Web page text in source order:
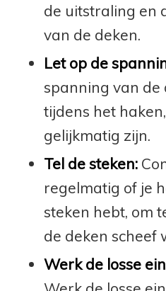
de uitstraling en
van de deken.
Let op de
spanning van de
tijdens het
gelijkmatig zijn.
Tel de steken:
regelmatig of je
steken hebt, om
de deken scheef
Werk de losse